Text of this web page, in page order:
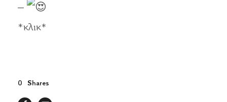
–
*κλικ*
0 Shares